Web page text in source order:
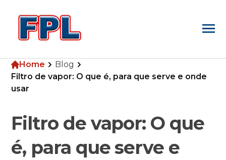
Home
Produtos
Home
Blog
Filtro de vapor: O que é, para que serve e onde
usar
Filtro de vapor: O que
é, para que serve e